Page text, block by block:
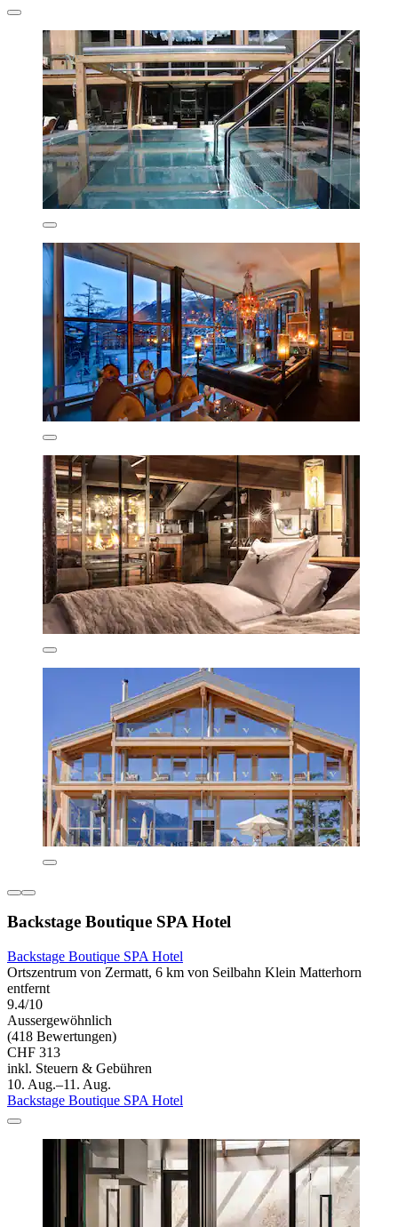
Backstage Boutique SPA Hotel
Backstage Boutique SPA Hotel
Ortszentrum von Zermatt, 6 km von Seilbahn Klein Matterhorn
entfernt
9.4/10
Aussergewöhnlich
(418 Bewertungen)
CHF 313
inkl. Steuern & Gebühren
10. Aug.–11. Aug.
Backstage Boutique SPA Hotel